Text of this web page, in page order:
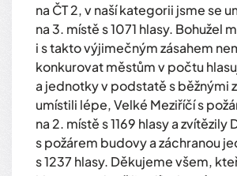
na ČT 2, v naší kategorii jsme se
na 3. místě s 1071 hlasy. Bohužel
i s takto výjimečným zásahem
konkurovat městům v počtu
a jednotky v podstatě s běžnými
umístili lépe, Velké Meziříčí s
na 2. místě s 1169 hlasy a zvítězily
s požárem budovy a záchranou
s 1237 hlasy. Děkujeme všem,